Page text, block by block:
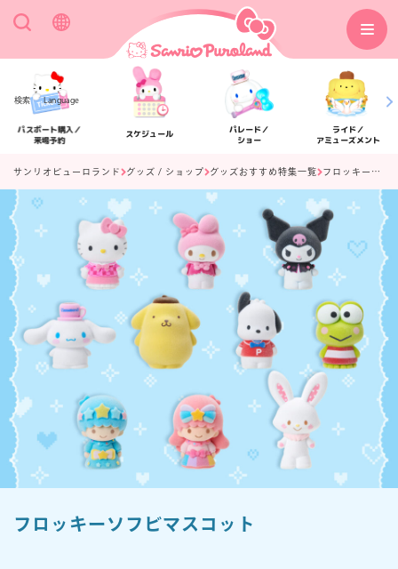
検索 Language
パスポート購入／
来場予約
スケジュール
パレード／
ショー
ライド／
アミューズメント
アクセス フロアマップ
楽しみ方 サービスガイド
サンリオピューロランド グッズ / ショップ グッズおすすめ特集一覧 フロッキーソフビマスコット
フロッキーソフビマスコット